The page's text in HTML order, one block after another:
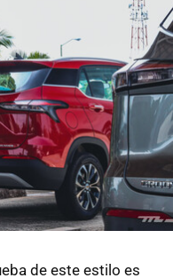
de este estilo es